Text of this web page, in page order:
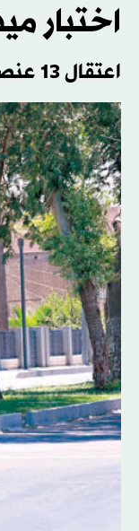
اختبار
اعتقال 13 عنصراً من «كتائب حزب الله» وخبير إيراني... والفصيل يرد باقتحام «الخضراء»